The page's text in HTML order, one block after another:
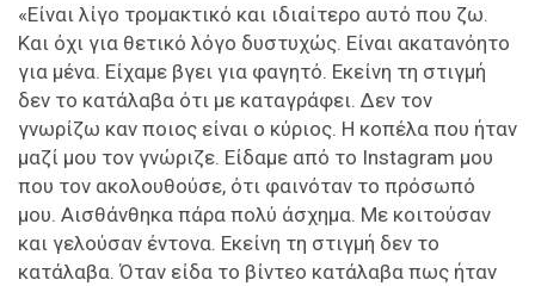
«Είναι λίγο τρομακτικό και ιδιαίτερο αυτό που ζω.
Και όχι για θετικό λόγο δυστυχώς. Είναι ακατανόητο
για μένα. Είχαμε βγει για φαγητό. Εκείνη τη στιγμή
δεν το κατάλαβα ότι με καταγράφει. Δεν τον
γνωρίζω καν ποιος είναι ο κύριος. Η κοπέλα που ήταν
μαζί μου τον γνώριζε. Είδαμε από το Instagram μου
που τον ακολουθούσε, ότι φαινόταν το πρόσωπό
μου. Αισθάνθηκα πάρα πολύ άσχημα. Με κοιτούσαν
και γελούσαν έντονα. Εκείνη τη στιγμή δεν το
κατάλαβα. Όταν είδα το βίντεο κατάλαβα πως ήταν